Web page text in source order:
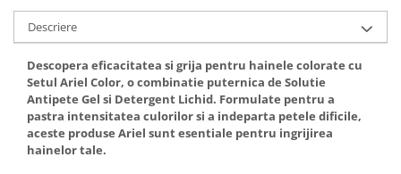
Descriere
Descopera eficacitatea si grija pentru hainele colorate cu
Setul Ariel Color, o combinatie puternica de Solutie
Antipete Gel si Detergent Lichid. Formulate pentru a
pastra intensitatea culorilor si a indeparta petele dificile,
aceste produse Ariel sunt esentiale pentru ingrijirea
hainelor tale.